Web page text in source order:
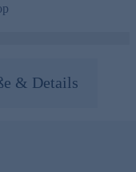
& Details